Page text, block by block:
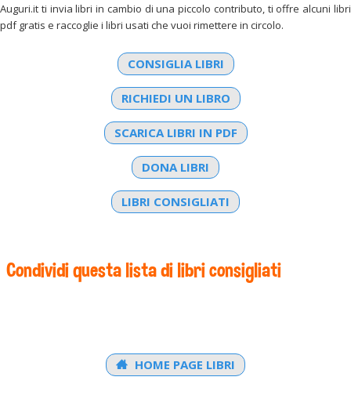
Auguri.it ti invia libri in cambio di una piccolo contributo, ti offre alcuni libri
pdf gratis e raccoglie i libri usati che vuoi rimettere in circolo.
CONSIGLIA LIBRI
RICHIEDI UN LIBRO
SCARICA LIBRI IN PDF
DONA LIBRI
LIBRI CONSIGLIATI
Condividi questa lista di libri consigliati
HOME PAGE LIBRI